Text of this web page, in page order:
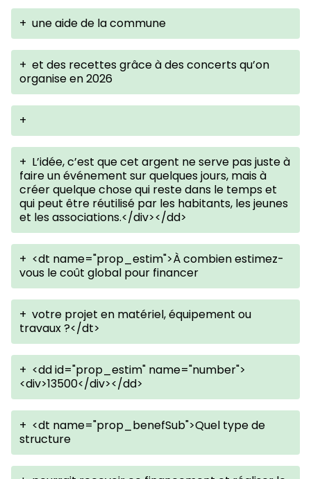
+ une aide de la commune
+ et des recettes grâce à des concerts qu’on
organise en 2026
+
+ L’idée, c’est que cet argent ne serve pas juste à
faire un événement sur quelques jours, mais à
créer quelque chose qui reste dans le temps et
qui peut être réutilisé par les habitants, les jeunes
et les associations.</div></dd>
+ <dt name="prop_estim">À combien estimez-
vous le coût global pour financer
+ votre projet en matériel, équipement ou
travaux ?</dt>
+ <dd id="prop_estim" name="number">
<div>13500</div></dd>
+ <dt name="prop_benefSub">Quel type de
structure